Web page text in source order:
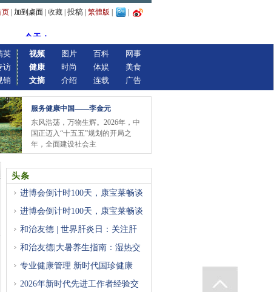
页 加到桌面 收藏 投稿 繁體版
英
访
销
视频
健康
文摘
图片
时尚
介绍
百科
体娱
连载
网事
美食
广告
服务健康中国——李金元
东风浩荡，万物生辉。2026年，中
国正迈入“十五五”规划的开局之
年，全面建设社会主
头条
进博会倒计时100天，康宝莱畅谈
进博会倒计时100天，康宝莱畅谈
和治友德 | 世界肝炎日：关注肝
和治友德|大暑养生指南：湿热交
专业健康管理 新时代国珍健康
2026年新时代先进工作者经验交